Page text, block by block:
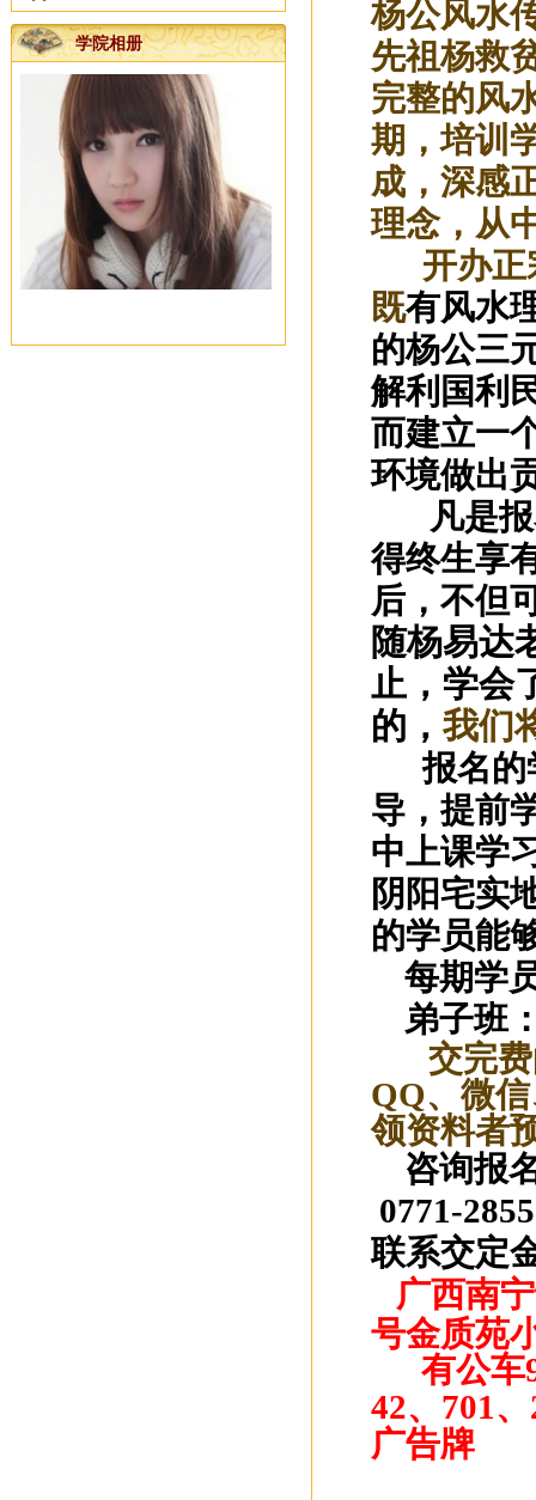
广西南宁老牌起名大师杨易达真...
新年快乐，感谢新老客户十五年...
河池徐老板您交的预约点墓地定...
杨公风水培训班国庆节开班了
2025年元月1日前交定金看风水的...
广西杨公三元风水培训大师
一分预防大于十分治疗
广西南宁宝宝起名哪里找靠谱的...
学院相册
杨公风水
先祖杨救
完整的风
期，培训
成，深感
理念，从
开办
既有风水
的杨公三
解利国利
而建立一
环境做出
凡是
得终生享
后，不但
随杨易达
止，学会
的， 我们
报名的
导，提前
中上课学
阴阳宅实
的学员能
每期学
弟子班
交完
QQ、微
领资料者
咨询报
0771-
联系交定
广西南
号金质苑
有公车
42、701
广告牌